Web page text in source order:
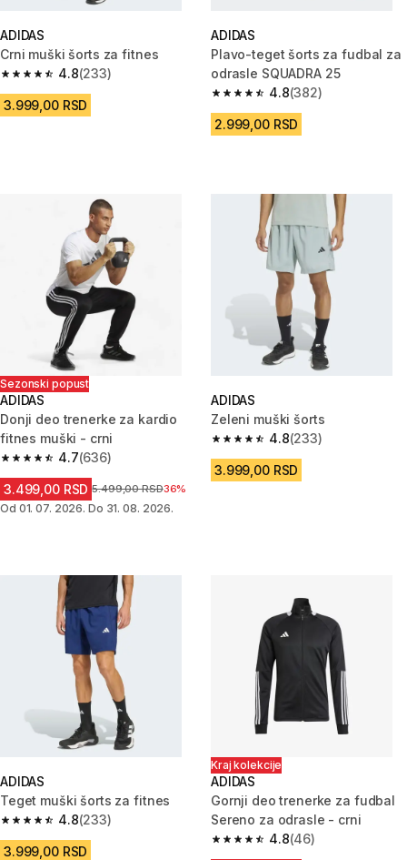
ADIDAS
Crni muški šorts za fitnes
4.8
4.8 od 5 zvezdica from 233 Recenzije
(233)
3.999,00 RSD
ADIDAS
Plavo-teget šorts za fudbal za
odrasle SQUADRA 25
4.8
4.8 od 5 zvezdica from 382
(382)
2.999,00 RSD
Sezonski popust
ADIDAS
Donji deo trenerke za kardio
fitnes muški - crni
4.7
4.7 od 5 zvezdica from 636 Recenzije
(636)
3.499,00 RSD Cena pre sniženja
5.499,00 RSD36%
Od 01. 07. 2026. Do 31. 08. 2026.
ADIDAS
Zeleni muški šorts
4.8
4.8 od 5 zvezdica from 233
(233)
3.999,00 RSD
ADIDAS
Teget muški šorts za fitnes
4.8
4.8 od 5 zvezdica from 233 Recenzije
(233)
3.999,00 RSD
Kraj kolekcije
ADIDAS
Gornji deo trenerke za fudbal
Sereno za odrasle - crni
4.8
4.8 od 5 zvezdica from 46
(46)